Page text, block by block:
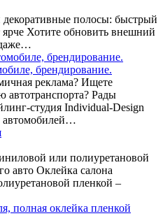
полосы: быстрый
ярче Хотите обновить внешний
брендирование.
реклама? Ищете
автотранспорта? Рады
студия Individual-Design
автомобилей…
или полиуретановой
авто Оклейка салона
пленкой –